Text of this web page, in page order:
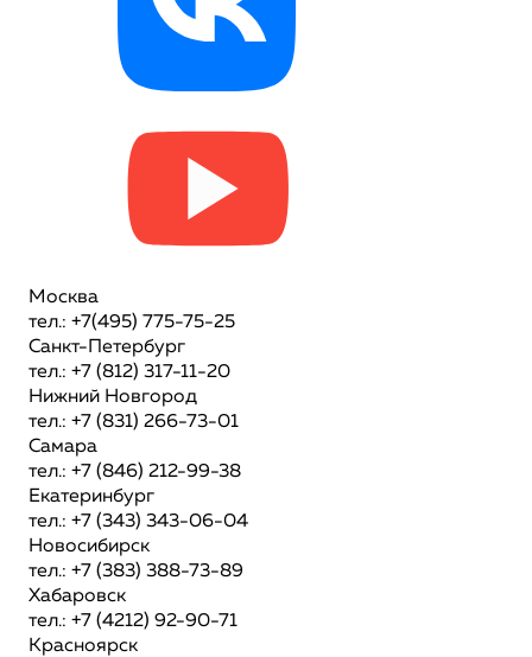
Москва
тел.: +7(495) 775-75-25
Санкт-Петербург
тел.: +7 (812) 317-11-20
Нижний Новгород
тел.: +7 (831) 266-73-01
Самара
тел.: +7 (846) 212-99-38
Екатеринбург
тел.: +7 (343) 343-06-04
Новосибирск
тел.: +7 (383) 388-73-89
Хабаровск
тел.: +7 (4212) 92-90-71
Красноярск